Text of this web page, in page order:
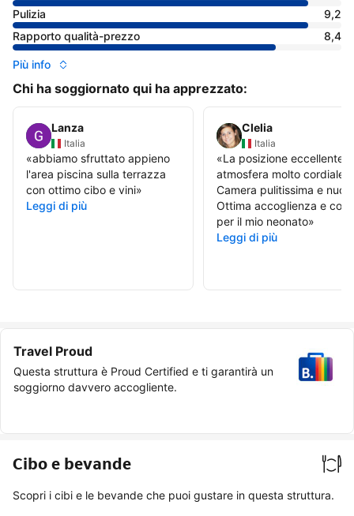
Pulizia
9,2
Rapporto qualità-prezzo
8,4
Più info
Chi ha soggiornato qui ha apprezzato:
Lanza
Italia
«abbiamo sfruttato appieno
l'area piscina sulla terrazza
con ottimo cibo e vini»
Leggi di più
Clelia
Italia
«La posizione eccellente
atmosfera molto cordiale.
Camera pulitissima e
Ottima accoglienza e
per il mio neonato»
Leggi di più
Travel Proud
Questa struttura è Proud Certified e ti garantirà un
soggiorno davvero accogliente.
Cibo e bevande
Scopri i cibi e le bevande che puoi gustare in questa struttura.